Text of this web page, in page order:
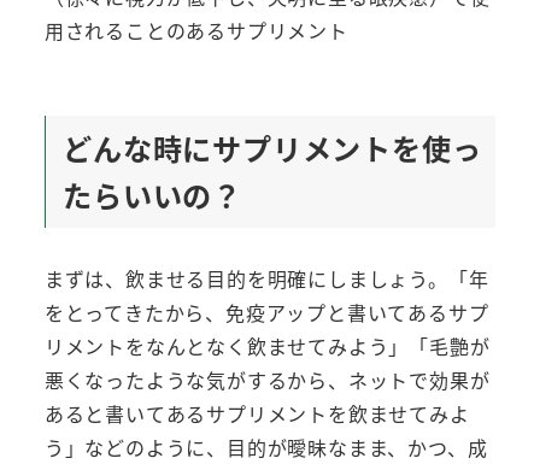
用されることのあるサプリメント
どんな時にサプリメントを使っ
たらいいの？
まずは、飲ませる目的を明確にしましょう。「年
をとってきたから、免疫アップと書いてあるサプ
リメントをなんとなく飲ませてみよう」「毛艶が
悪くなったような気がするから、ネットで効果が
あると書いてあるサプリメントを飲ませてみよ
う」などのように、目的が曖昧なまま、かつ、成